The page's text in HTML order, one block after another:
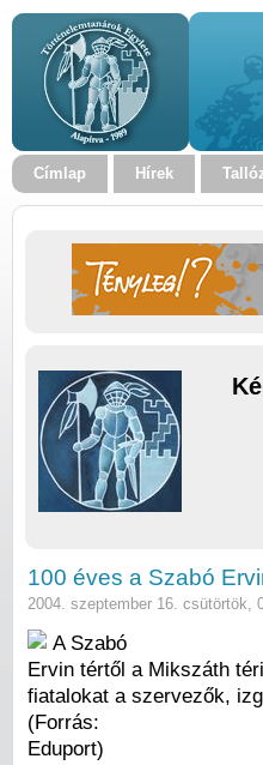
Címlap Hírek
100 éves a Szabó
2004. szeptember 16. csütörtök,
A Szabó
Ervin tértől a Mikszáth
fiatalokat a szervezők,
(Forrás:
Eduport)